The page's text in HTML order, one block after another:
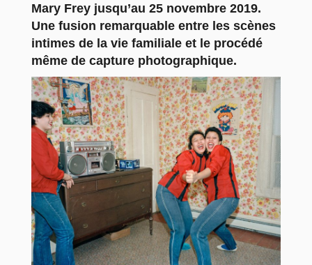
Mary Frey jusqu’au 25 novembre 2019.
Une fusion remarquable entre les scènes
intimes de la vie familiale et le procédé
même de capture photographique.